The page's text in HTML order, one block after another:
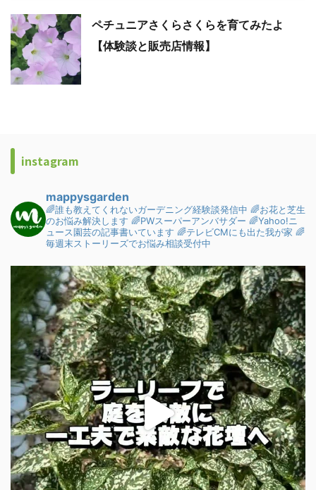
ペチュニアさくらさくらを育てみたよ
【体験談と販売店情報】
instagram
mappysgarden
🌈誰も教えてくれないガーデニング経験談発信中 🌈お花と芝生
のお悩み解決します 🌈PWスーパーアンバサダー 🌈Yahoo!ニ
ュース園芸の記事書いています 🌈テレビCMにも出た我が家 🌈
毎週末ストーリーズでお悩み相談受付中